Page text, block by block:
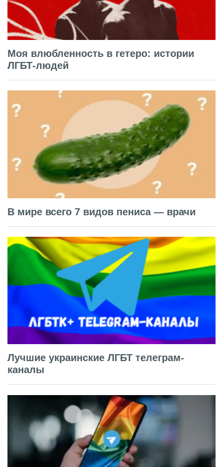
Моя влюбленность в гетеро: истории
ЛГБТ-людей
В мире всего 7 видов пениса — врачи
Лучшие украинские ЛГБТ телеграм-
каналы